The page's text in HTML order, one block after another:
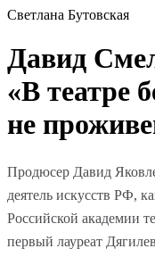
Светлана Бутовская
Давид
«В театре
не
Продюсер Давид
деятель искусств РФ,
Российской академии
первый лауреат